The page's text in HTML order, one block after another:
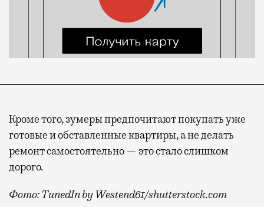
Кроме того, зумеры предпочитают покупать уже
готовые и обставленные квартиры, а не делать
ремонт самостоятельно — это стало слишком
дорого.
Фото: TunedIn by Westend61/shutterstock.com